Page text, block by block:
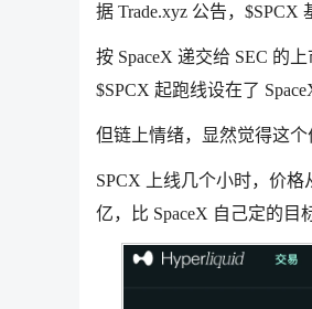
据 Trade.xyz 公告，$SPCX
按 SpaceX 递交给 SEC 的
$SPCX 起跑线设在了
但链上情绪，显然觉得这个
SPCX 上线几个小时，价格
亿，比 SpaceX 自己定的目